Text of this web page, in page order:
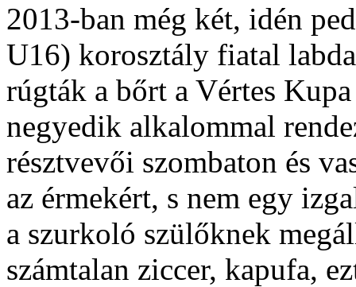
2013-ban még két, idén
U16) korosztály fiatal
rúgták a bőrt a Vértes
negyedik alkalommal
résztvevői szombaton és
az érmekért, s nem egy
a szurkoló szülőknek
számtalan ziccer, kapufa,